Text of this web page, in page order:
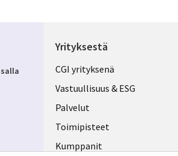
Yrityksestä
Useful
links
FINLAND
CGI yrityksenä
Vastuullisuus & ESG
Palvelut
Toimipisteet
Kumppanit